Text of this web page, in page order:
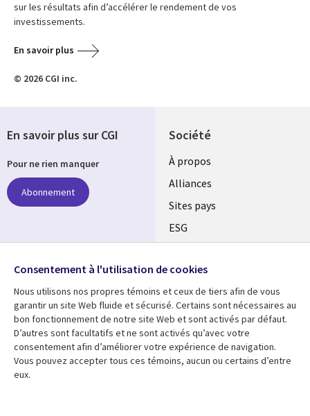
sur les résultats afin d’accélérer le rendement de vos
investissements.
En savoir plus
© 2026 CGI inc.
Société
À propos
Alliances
Sites pays
ESG
Fusions
Salle de presse
Ressources
Articles
Support
En savoir plus sur CGI
Pour ne rien manquer
Abonnement
Suivez-nous
Social
Media
Global
FR
Consentement à l'utilisation de cookies
Nous utilisons nos propres témoins et ceux de tiers afin de vous
garantir un site Web fluide et sécurisé. Certains sont nécessaires au
bon fonctionnement de notre site Web et sont activés par défaut.
D’autres sont facultatifs et ne sont activés qu’avec votre
consentement afin d’améliorer votre expérience de navigation.
Vous pouvez accepter tous ces témoins, aucun ou certains d’entre
eux.